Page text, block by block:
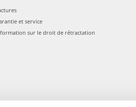
et service
sur le droit de rétractation